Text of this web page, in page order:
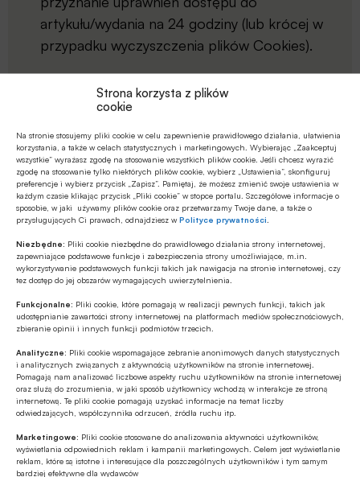
Strona korzysta z plików
cookie
Na stronie stosujemy pliki cookie w celu zapewnienie prawidłowego działania, ułatwienia
korzystania, a także w celach statystycznych i marketingowych. Wybierając „Zaakceptuj
wszystkie” wyrażasz zgodę na stosowanie wszystkich plików cookie. Jeśli chcesz wyrazić
zgodę na stosowanie tylko niektórych plików cookie, wybierz „Ustawienia”, skonfiguruj
preferencje i wybierz przycisk „Zapisz”. Pamiętaj, że możesz zmienić swoje ustawienia w
każdym czasie klikając przycisk „Pliki cookie” w stopce portalu. Szczegółowe informacje o
sposobie, w jaki używamy plików cookie oraz przetwarzamy Twoje dane, a także o
przysługujących Ci prawach, odnajdziesz wPolityce prywatności
Niezbędne: Pliki cookie niezbędne do prawidłowego działania strony internetowej,
zapewniające podstawowe funkcje i zabezpieczenia strony umożliwiające, m.in.
wykorzystywanie podstawowych funkcji takich jak nawigacja na stronie internetowej, czy
tez dostęp do jej obszarów wymagających uwierzytelnienia.
Funkcjonalne: Pliki cookie, które pomagają w realizacji pewnych funkcji, takich jak
udostępnianie zawartości strony internetowej na platformach mediów społecznościowych,
zbieranie opinii i innych funkcji podmiotów trzecich.
Analityczne: Pliki cookie wspomagające zebranie anonimowych danych statystycznych
i analitycznych związanych z aktywnością użytkowników na stronie internetowej.
Pomagają nam analizować liczbowe aspekty ruchu użytkowników na stronie internetowej
oraz służą do zrozumienia, w jaki sposób użytkownicy wchodzą w interakcje ze stroną
internetową. Te pliki cookie pomagają uzyskać informacje na temat liczby
odwiedzających, współczynnika odrzuceń, źródła ruchu itp.
Marketingowe: Pliki cookie stosowane do analizowania aktywności użytkowników,
wyświetlania odpowiednich reklam i kampanii marketingowych. Celem jest wyświetlanie
reklam, które są istotne i interesujące dla poszczególnych użytkowników i tym samym
bardziej efektywne dla wydawców
artykułu/wydania na 24 godziny (lub krócej w
przypadku wyczyszczenia plików Cookies).
bezpłatny dostęp do artykułu wymaga
zalogowania się na konto typu BANKOWIEC,
STUDENT lub NAUCZYCIEL AKADEMICKI
regulamin
PLAQC.ED6B
na numer
75480
Koszt wysłania SMSa to5zł